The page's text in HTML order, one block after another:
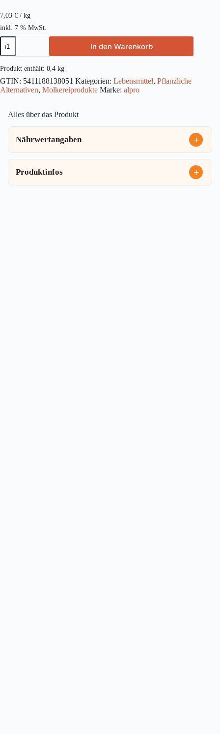
7,03 € / kg
inkl. 7 % MwSt.
alpro
Joghurtalternative
Soja
Kokosnuss
400g
Menge
In den Warenkorb
Produkt enthält: 0,4 kg
GTIN: 5411188138051 Kategorien: Lebensmittel, Pflanzliche
Alternativen, Molkereiprodukte Marke: alpro
Alles über das Produkt
Nährwertangaben
Produktinfos